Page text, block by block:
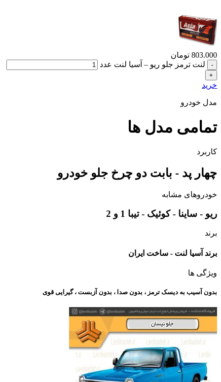
803.000 تومان
لنت ترمز جلو ریو – آسیا لنت عدد
خرید
مدل خودرو
تمامی مدل ها
کاربرد
چهار پد - بابت دو چرخ جلو خودرو
خودروهای مشابه
ریو - ساینا - کوئیک - تیبا 1 و 2
برند
برند آسیا لنت - ساخت ایران
ویژگی ها
بدون آسیب به دیسک ترمز ، بدون صدا ، بدون آزبست ، گیرایی قوی​